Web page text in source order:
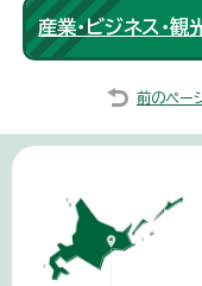
産業・ビジネス・観
前のペー